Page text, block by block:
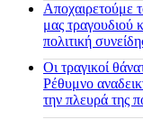
Αποχαιρετούμε
μας τραγουδιού
πολιτική
Οι τραγικοί
Ρέθυμνο
την πλευρά της